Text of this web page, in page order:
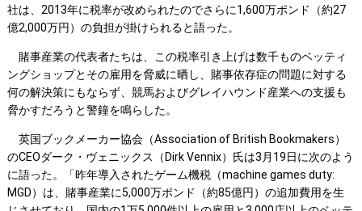
社は、2013年に税率が改められたのでさらに1,600万ポンド（約27
億2,000万円）の負担が掛けられると語った。
賭事産業の代表者たちは、この税率引き上げは数千ものベッティ
ングショップとその雇用を脅威に晒し、賭事依存症の問題に対する
何の解決策にもならず、競馬およびグレイハウンド産業への支援も
脅かすだろうと警鐘を鳴らした。
英国ブックメーカー協会（Association of British Bookmakers）
のCEOダーク・ヴェニックス（Dirk Vennix）氏は3月19日に次のよう
に語った。「昨年導入されたゲーム機税（machine games duty:
MGD）は、賭事産業に5,000万ポンド（約85億円）の追加費用を生